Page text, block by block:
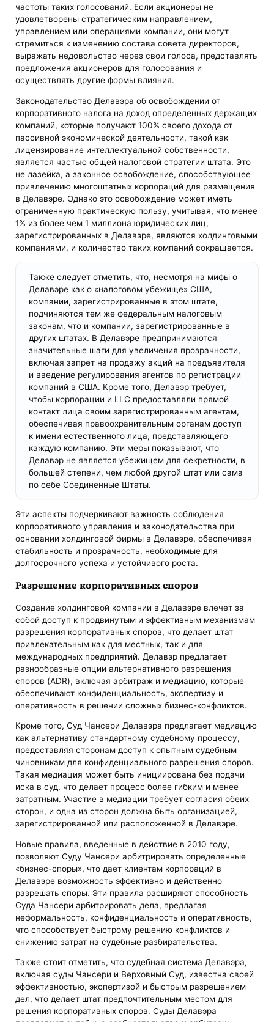
частоты таких голосований. Если акционеры не
удовлетворены стратегическим направлением,
управлением или операциями компании, они могут
стремиться к изменению состава совета директоров,
выражать недовольство через свои голоса, представлять
предложения акционеров для голосования и
осуществлять другие формы влияния​​.
Законодательство Делавэра об освобождении от
корпоративного налога на доход определенных держащих
компаний, которые получают 100% своего дохода от
пассивной экономической деятельности, такой как
лицензирование интеллектуальной собственности,
является частью общей налоговой стратегии штата. Это
не лазейка, а законное освобождение, способствующее
привлечению многоштатных корпораций для размещения
в Делавэре. Однако это освобождение может иметь
ограниченную практическую пользу, учитывая, что менее
1% из более чем 1 миллиона юридических лиц,
зарегистрированных в Делавэре, являются холдинговыми
компаниями, и количество таких компаний сокращается.
Также следует отметить, что, несмотря на мифы о
Делавэре как о «налоговом убежище» США,
компании, зарегистрированные в этом штате,
подчиняются тем же федеральным налоговым
законам, что и компании, зарегистрированные в
других штатах. В Делавэре предпринимаются
значительные шаги для увеличения прозрачности,
включая запрет на продажу акций на предъявителя
и введение регулирования агентов по регистрации
компаний в США. Кроме того, Делавэр требует,
чтобы корпорации и LLC предоставляли прямой
контакт лица своим зарегистрированным агентам,
обеспечивая правоохранительным органам доступ
к имени естественного лица, представляющего
каждую компанию. Эти меры показывают, что
Делавэр не является убежищем для секретности, в
большей степени, чем любой другой штат или сама
по себе Соединенные Штаты​​.
Эти аспекты подчеркивают важность соблюдения
корпоративного управления и законодательства при
основании холдинговой фирмы в Делавэре, обеспечивая
стабильность и прозрачность, необходимые для
долгосрочного успеха и устойчивого роста.
Разрешение корпоративных споров
Создание холдинговой компании в Делавэре влечет за
собой доступ к продвинутым и эффективным механизмам
разрешения корпоративных споров, что делает штат
привлекательным как для местных, так и для
международных предприятий. Делавэр предлагает
разнообразные опции альтернативного разрешения
споров (ADR), включая арбитраж и медиацию, которые
обеспечивают конфиденциальность, экспертизу и
оперативность в решении сложных бизнес-конфликтов.
Кроме того, Суд Чансери Делавэра предлагает медиацию
как альтернативу стандартному судебному процессу,
предоставляя сторонам доступ к опытным судебным
чиновникам для конфиденциального разрешения споров.
Такая медиация может быть инициирована без подачи
иска в суд, что делает процесс более гибким и менее
затратным. Участие в медиации требует согласия обеих
сторон, и одна из сторон должна быть организацией,
зарегистрированной или расположенной в Делавэре.
Новые правила, введенные в действие в 2010 году,
позволяют Суду Чансери арбитрировать определенные
«бизнес-споры», что дает клиентам корпораций в
Делавэре возможность эффективно и действенно
разрешать споры. Эти правила расширяют способность
Суда Чансери арбитрировать дела, предлагая
неформальность, конфиденциальность и оперативность,
что способствует быстрому решению конфликтов и
снижению затрат на судебные разбирательства.
Также стоит отметить, что судебная система Делавэра,
включая суды Чансери и Верховный Суд, известна своей
эффективностью, экспертизой и быстрым разрешением
дел, что делает штат предпочтительным местом для
решения корпоративных споров. Суды Делавэра